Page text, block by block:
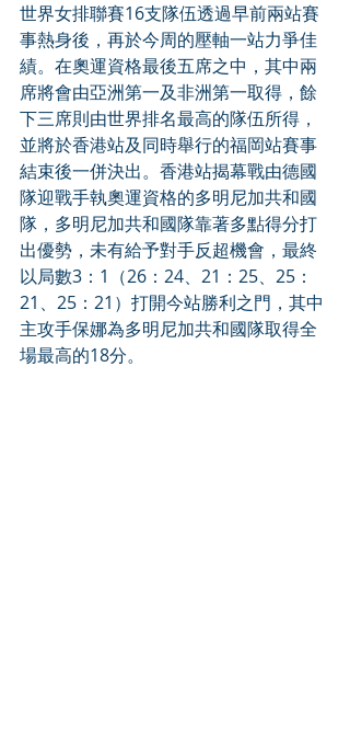
世界女排聯賽16支隊伍透過早前兩站賽
事熱身後，再於今周的壓軸一站力爭佳
績。在奧運資格最後五席之中，其中兩
席將會由亞洲第一及非洲第一取得，餘
下三席則由世界排名最高的隊伍所得，
並將於香港站及同時舉行的福岡站賽事
結束後一併決出。香港站揭幕戰由德國
隊迎戰手執奧運資格的多明尼加共和國
隊，多明尼加共和國隊靠著多點得分打
出優勢，未有給予對手反超機會，最終
以局數3：1（26：24、21：25、25：
21、25：21）打開今站勝利之門，其中
主攻手保娜為多明尼加共和國隊取得全
場最高的18分。